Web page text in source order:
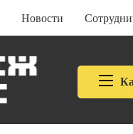
Новости